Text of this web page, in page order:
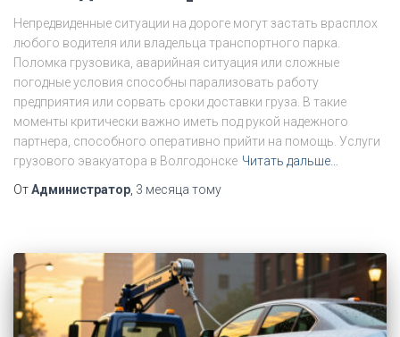
Непредвиденные ситуации на дороге могут застать врасплох
любого водителя или владельца транспортного парка.
Поломка грузовика, аварийная ситуация или сложные
погодные условия способны парализовать работу
предприятия или сорвать сроки доставки груза. В такие
моменты критически важно иметь под рукой надежного
партнера, способного оперативно прийти на помощь. Услуги
грузового эвакуатора в Волгодонске Читать дальше…
ОтАдминистратор, 3 месяца тому